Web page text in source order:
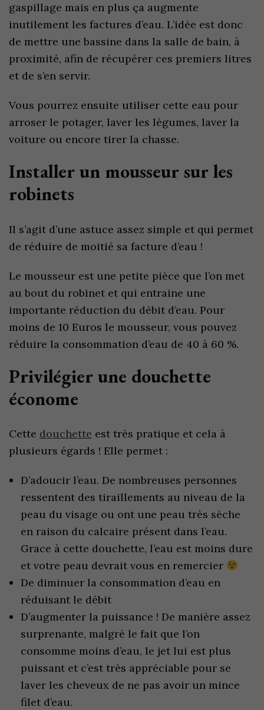
gaspillage mais en plus ça augmente
inutilement les factures d’eau. L’idée est donc
de mettre une bassine dans la salle de bain, à
proximité, afin de récupérer ces premiers litres
et de s’en servir.
Vous pourrez ensuite utiliser cette eau pour
arroser le potager, laver les légumes, laver la
voiture ou encore tirer la chasse.
Installer un mousseur sur les
robinets
Il s’agit d’une astuce assez simple et qui permet
de réduire de moitié sa facture d’eau !
Le mousseur est une petite pièce que l’on met
au bout du robinet et qui entraine une
importante réduction du débit d’eau. Pour
moins de 10 Euros le mousseur, vous pouvez
réduire la consommation d’eau de 40 à 60 %.
Privilégier une douchette
économe
Cette douchette est très pratique et cela à
plusieurs égards ! Elle permet :
D’adoucir l’eau. De nombreuses personnes
ressentent des tiraillements au niveau de la
peau du visage ou ont une peau très sèche
en raison du calcaire présent dans l’eau.
Grace à cette douchette, l’eau est moins dure
et votre peau devrait vous en remercier
De diminuer la consommation d’eau en
réduisant le débit
D’augmenter la puissance ! De manière assez
surprenante, malgré le fait que l’on
consomme moins d’eau, le jet lui est plus
puissant et c’est très appréciable pour se
laver les cheveux de ne pas avoir un mince
filet d’eau.